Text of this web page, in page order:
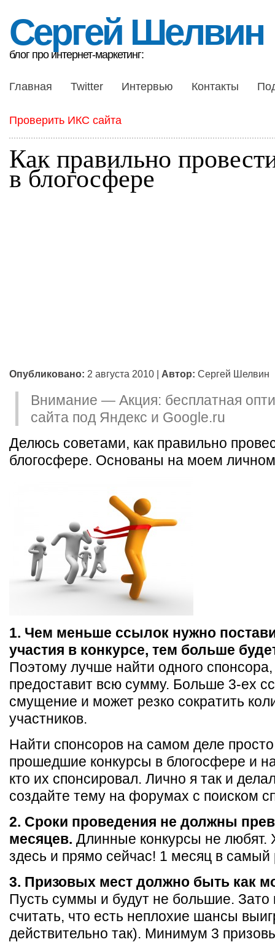
Сергей Шелвин
блог про интернет-маркетинг:
Главная Twitter Интервью Контакты
Проверить ИКС сайта
Как правильно
в блогосфере
Опубликовано: 2 августа 2010 | Автор: Сергей Шелвин
Внимание — Акция: бесплатная
сайта под Яндекс и Google.ru
Делюсь советами, как правильно
блогосфере. Основаны на моем
1. Чем меньше ссылок нужно
участия в конкурсе, тем больше
Поэтому лучше найти одного
предоставит всю сумму. Больше 3-ех
смущение и может резко сократить
участников.
Найти спонсоров на самом деле
прошедшие конкурсы в блогосфере и
кто их спонсировал. Лично я так и
создайте тему на форумах с поиском
2. Сроки проведения не должны
месяцев. Длинные конкурсы не любят.
здесь и прямо сейчас! 1 месяц в самый
3. Призовых мест должно быть как
Пусть суммы и будут не большие. Зато
считать, что есть неплохие шансы
действительно так). Минимум 3